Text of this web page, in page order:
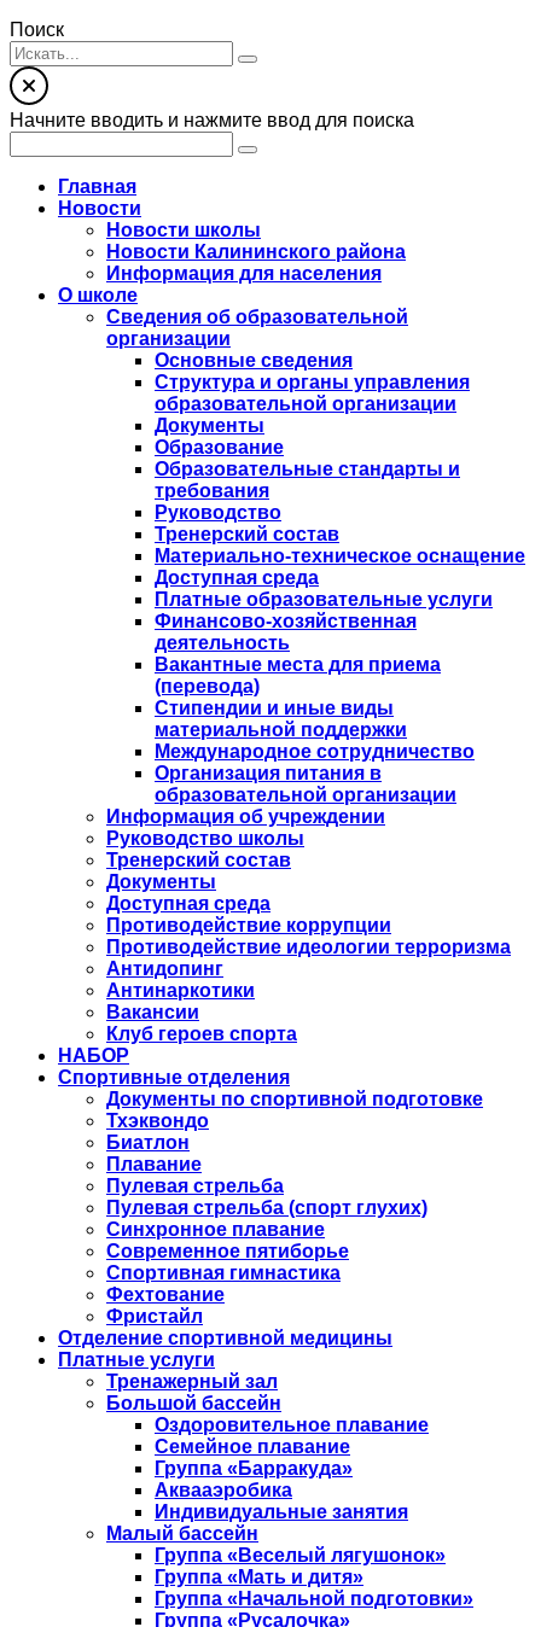
Поиск
Начните вводить и нажмите ввод для поиска
Главная
Новости
Новости школы
Новости Калининского района
Информация для населения
О школе
Сведения об образовательной
организации
Основные сведения
Структура и органы управления
образовательной организации
Документы
Образование
Образовательные стандарты и
требования
Руководство
Тренерский состав
Материально-техническое оснащение
Доступная среда
Платные образовательные услуги
Финансово-хозяйственная
деятельность
Вакантные места для приема
(перевода)
Стипендии и иные виды
материальной поддержки
Международное сотрудничество
Организация питания в
образовательной организации
Информация об учреждении
Руководство школы
Тренерский состав
Документы
Доступная среда
Противодействие коррупции
Противодействие идеологии терроризма
Антидопинг
Антинаркотики
Вакансии
Клуб героев спорта
НАБОР
Спортивные отделения
Документы по спортивной подготовке
Тхэквондо
Биатлон
Плавание
Пулевая стрельба
Пулевая стрельба (спорт глухих)
Синхронное плавание
Современное пятиборье
Спортивная гимнастика
Фехтование
Фристайл
Отделение спортивной медицины
Платные услуги
Тренажерный зал
Большой бассейн
Оздоровительное плавание
Семейное плавание
Группа «Барракуда»
Аквааэробика
Индивидуальные занятия
Малый бассейн
Группа «Веселый лягушонок»
Группа «Мать и дитя»
Группа «Начальной подготовки»
Группа «Русалочка»